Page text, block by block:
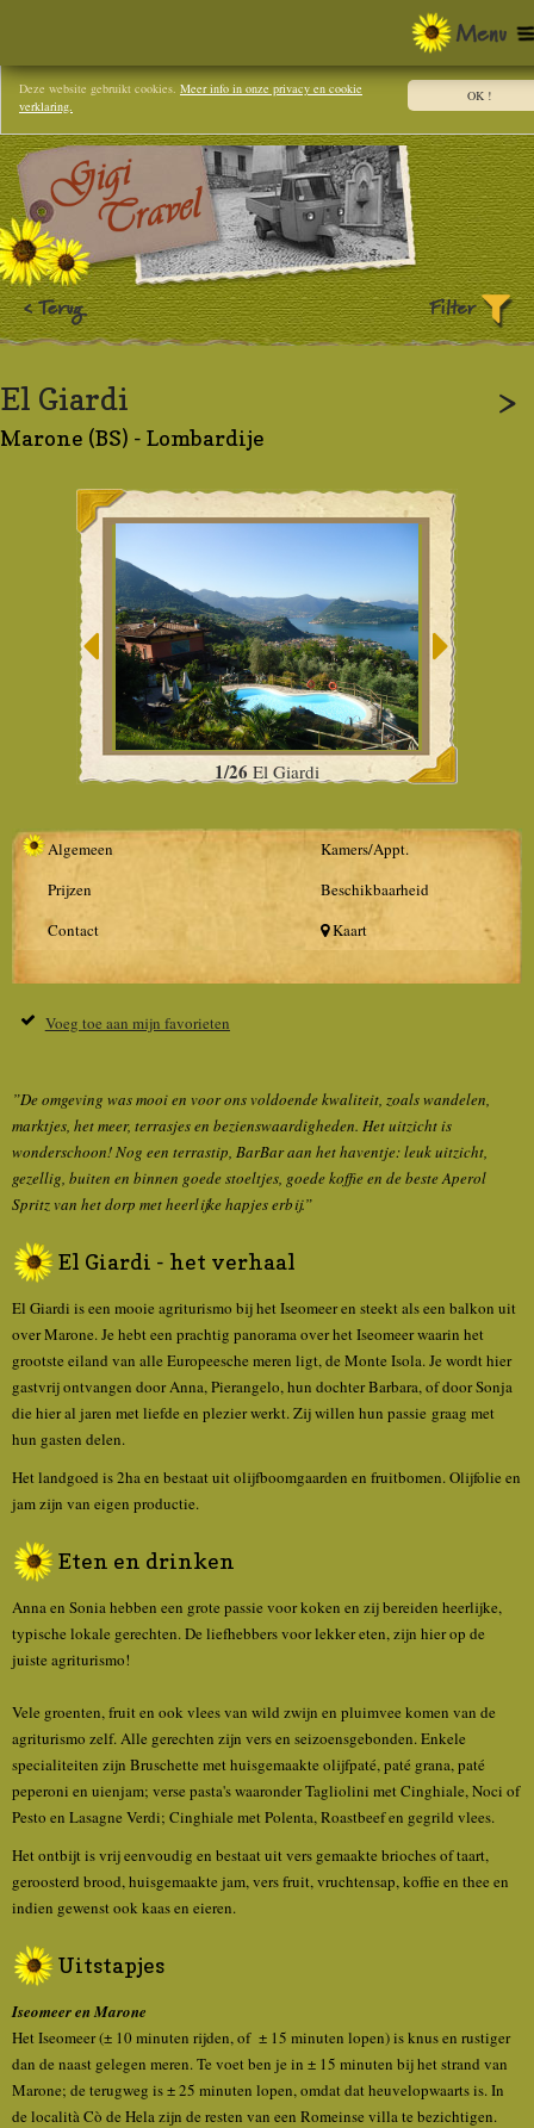
OK !
Deze website gebruikt cookies. Meer info in onze privacy en cookie
verklaring.
>
El Giardi
Marone (BS) - Lombardije
1/26 El Giardi
Algemeen
Kamers/Appt.
Prijzen
Beschikbaarheid
Contact
Kaart
Voeg toe aan mijn favorieten
”De omgeving was mooi en voor ons voldoende kwaliteit, zoals wandelen,
marktjes, het meer, terrasjes en bezienswaardigheden. Het uitzicht is
wonderschoon! Nog een terrastip, BarBar aan het haventje: leuk uitzicht,
gezellig, buiten en binnen goede stoeltjes, goede koffie en de beste Aperol
Spritz van het dorp met heerlijke hapjes erbij.”
El Giardi - het verhaal
El Giardi is een mooie agriturismo bij het Iseomeer en steekt als een balkon uit
over Marone. Je hebt een prachtig panorama over het Iseomeer waarin het
grootste eiland van alle Europeesche meren ligt, de Monte Isola. Je wordt hier
gastvrij ontvangen door Anna, Pierangelo, hun dochter Barbara, of door Sonja
die hier al jaren met liefde en plezier werkt. Zij willen hun passie graag met
hun gasten delen.
Het landgoed is 2ha en bestaat uit olijfboomgaarden en fruitbomen. Olijfolie en
jam zijn van eigen productie.
Eten en drinken
Anna en Sonia hebben een grote passie voor koken en zij bereiden heerlijke,
typische lokale gerechten. De liefhebbers voor lekker eten, zijn hier op de
juiste agriturismo!
Vele groenten, fruit en ook vlees van wild zwijn en pluimvee komen van de
agriturismo zelf. Alle gerechten zijn vers en seizoensgebonden. Enkele
specialiteiten zijn Bruschette met huisgemaakte olijfpaté, paté grana, paté
peperoni en uienjam; verse pasta's waaronder Tagliolini met Cinghiale, Noci of
Pesto en Lasagne Verdi; Cinghiale met Polenta, Roastbeef en gegrild vlees.
Het ontbijt is vrij eenvoudig en bestaat uit vers gemaakte brioches of taart,
geroosterd brood, huisgemaakte jam, vers fruit, vruchtensap, koffie en thee en
indien gewenst ook kaas en eieren.
Uitstapjes
Iseomeer en Marone
Het Iseomeer (± 10 minuten rijden, of ± 15 minuten lopen) is knus en rustiger
dan de naast gelegen meren. Te voet ben je in ± 15 minuten bij het strand van
Marone; de terugweg is ± 25 minuten lopen, omdat dat heuvelopwaarts is. In
de località Cò de Hela zijn de resten van een Romeinse villa te bezichtigen.